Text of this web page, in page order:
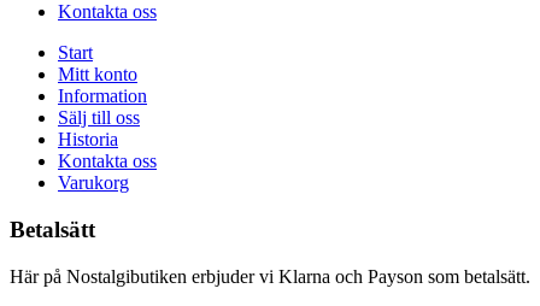
Kontakta oss
Start
Mitt konto
Information
Sälj till oss
Historia
Kontakta oss
Varukorg
Betalsätt
Här på Nostalgibutiken erbjuder vi Klarna och Payson som betalsätt.